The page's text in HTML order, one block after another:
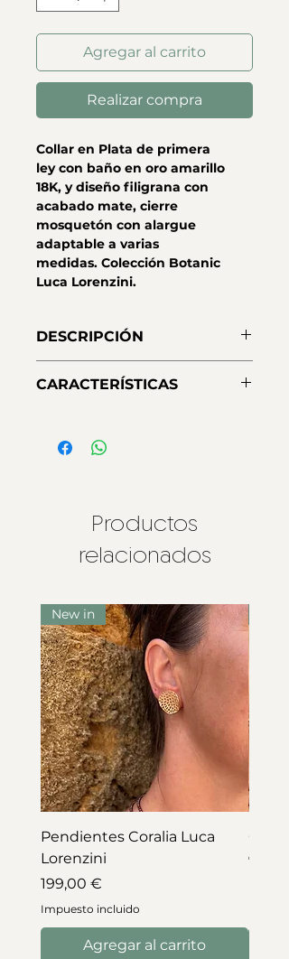
Agregar al carrito
Realizar compra
Collar en Plata de primera
ley con baño en oro amarillo
18K, y diseño filigrana con
acabado mate, cierre
mosquetón con alargue
adaptable a varias
medidas. Colección Botanic
Luca Lorenzini.
DESCRIPCIÓN
Luca Lorenzini, estilo filigrama, de
adaptable a varias medidas.
CARACTERÍSTICAS
Acabados:
Productos
relacionados
New in
Pendientes Coralia Luca
Lorenzini
Precio
199,00 €
Impuesto incluido
Agregar al carrito
Precio